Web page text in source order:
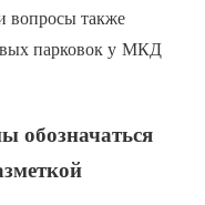
вопросы также
парковок у МКД
обозначаться